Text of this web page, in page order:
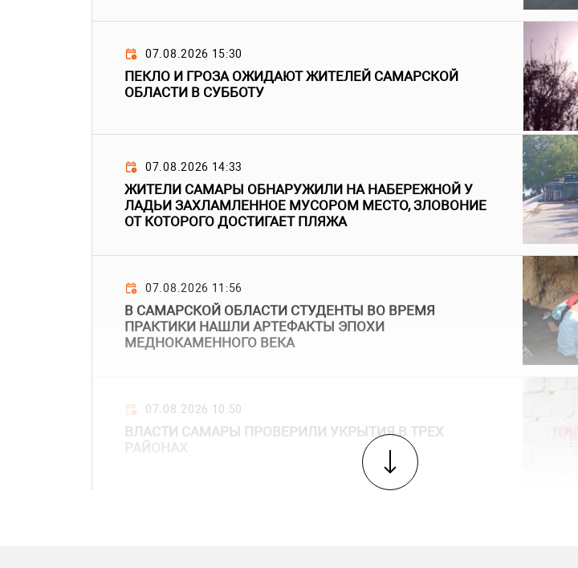
07.08.2026 15:30
ПЕКЛО И ГРОЗА ОЖИДАЮТ ЖИТЕЛЕЙ САМАРСКОЙ
ОБЛАСТИ В СУББОТУ
07.08.2026 14:33
ЖИТЕЛИ САМАРЫ ОБНАРУЖИЛИ НА НАБЕРЕЖНОЙ У
ЛАДЬИ ЗАХЛАМЛЕННОЕ МУСОРОМ МЕСТО, ЗЛОВОНИЕ
ОТ КОТОРОГО ДОСТИГАЕТ ПЛЯЖА
07.08.2026 11:56
В САМАРСКОЙ ОБЛАСТИ СТУДЕНТЫ ВО ВРЕМЯ
ПРАКТИКИ НАШЛИ АРТЕФАКТЫ ЭПОХИ
МЕДНОКАМЕННОГО ВЕКА
07.08.2026 10:50
ВЛАСТИ САМАРЫ ПРОВЕРИЛИ УКРЫТИЯ В ТРЕХ